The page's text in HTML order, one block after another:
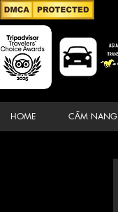
HOME CẨM NANG